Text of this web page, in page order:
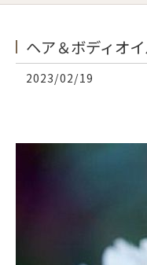
ヘア＆ボディオ
2023/02/19